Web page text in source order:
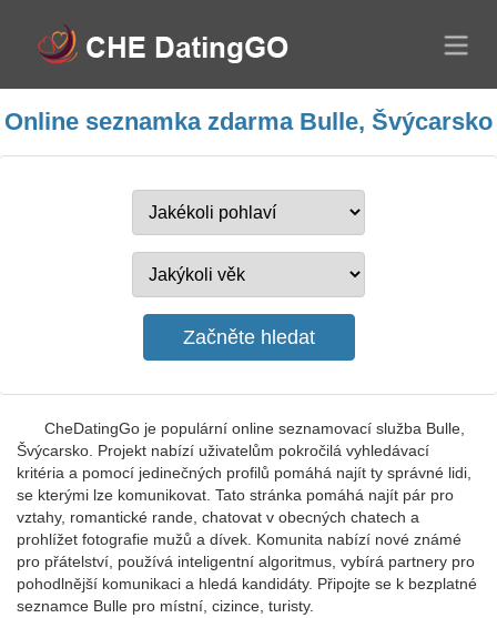
Online seznamka zdarma Bulle, Švýcarsko
CheDatingGo je populární online seznamovací služba Bulle,
Švýcarsko. Projekt nabízí uživatelům pokročilá vyhledávací
kritéria a pomocí jedinečných profilů pomáhá najít ty správné lidi,
se kterými lze komunikovat. Tato stránka pomáhá najít pár pro
vztahy, romantické rande, chatovat v obecných chatech a
prohlížet fotografie mužů a dívek. Komunita nabízí nové známé
pro přátelství, používá inteligentní algoritmus, vybírá partnery pro
pohodlnější komunikaci a hledá kandidáty. Připojte se k bezplatné
seznamce Bulle pro místní, cizince, turisty.